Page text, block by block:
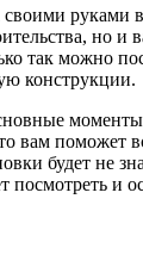
своими руками
но и
так можно
конструкции.
вам поможет
будет не
посмотреть и